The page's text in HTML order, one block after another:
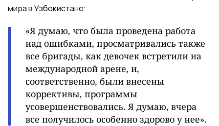
мира в Узбекистане:
«Я думаю, что была проведена работа
над ошибками, просматривались также
все бригады, как девочек встретили на
международной арене, и,
соответственно, были внесены
коррективы, программы
усовершенствовались. Я думаю, вчера
все получилось особенно здорово у нее».